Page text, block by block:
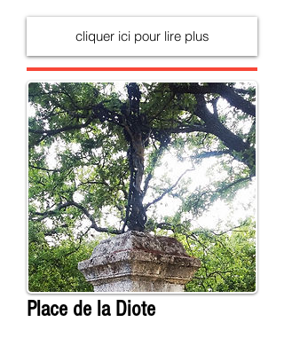
cliquer ici pour lire plus
Place de la Diote